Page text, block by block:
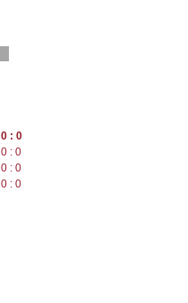
0 : 0
0 : 0
0 : 0
0 : 0